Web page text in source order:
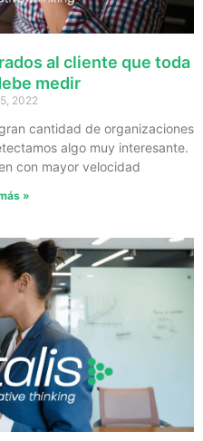
al cliente que toda
medir
2022
cantidad de organizaciones
algo muy interesante.
con mayor velocidad
»